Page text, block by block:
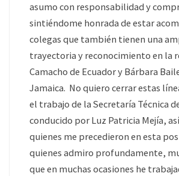
asumo con responsabilidad y
sintiéndome honrada de estar
colegas que también tienen una
trayectoria y reconocimiento en la
Camacho de Ecuador y Bárbara
Jamaica. No quiero cerrar estas
el trabajo de la Secretaría Técnica
conducido por Luz Patricia Mejía,
quienes me precedieron en esta
quienes admiro profundamente,
que en muchas ocasiones he